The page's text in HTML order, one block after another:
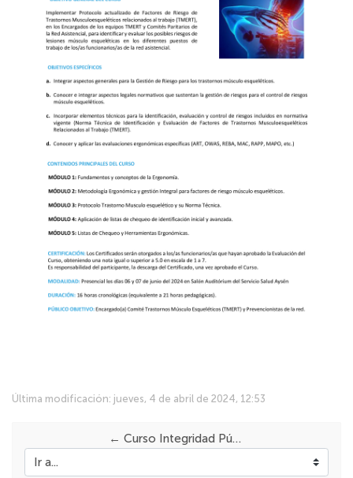
Última modificación: jueves, 4 de abril de 2024, 12:53
← Curso Integridad Pública
Ir a...